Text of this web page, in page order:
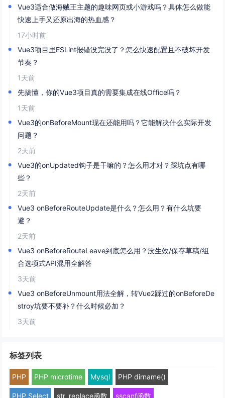
Vue3适合做海贼王主题的趣味网页或小游戏吗？具体怎么做能
快速上手又还原出海的热血感？
17小时前
Vue3项目里ESLint报错没完没了？怎么快速配置且不破坏开发
节奏？
1天前
先搞懂，你的Vue3项目真的需要集成在线Office吗？
1天前
Vue3的onBeforeMount现在还能用吗？它能解决什么实际开发
问题？
2天前
Vue3的onUpdated钩子是干嘛的？怎么用才对？踩坑点有哪
些？
2天前
Vue3 onBeforeRouteUpdate是什么？怎么用？有什么坑要
避？
2天前
Vue3 onBeforeRouteLeave到底怎么用？没生效/保存草稿/组
合选项式API混用全解答
3天前
Vue3 onBeforeUnmount用法全解，转Vue2踩过的onBeforeDe
stroy坑要不要补？什么时候必加？
3天前
标签列表
PHP PHP microtime Mysql PHP dirname()
PHP Select str_replace函数 sscanf函数